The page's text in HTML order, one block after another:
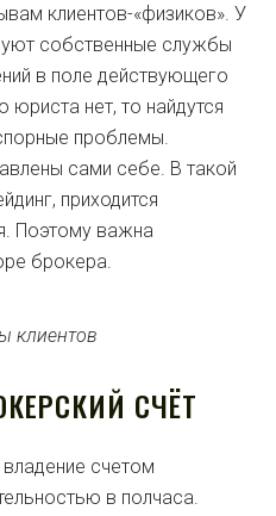
клиентов-«физиков». У
собственные службы
в поле действующего
юриста нет, то найдутся
проблемы.
сами себе. В такой
приходится
Поэтому важна
брокера.
СЧЁТ
счетом
в полчаса.